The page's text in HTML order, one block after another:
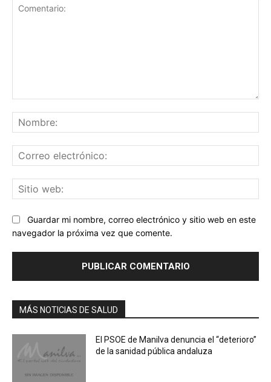
Guardar mi nombre, correo electrónico y sitio web en este
navegador la próxima vez que comente.
MÁS NOTICIAS DE SALUD
El PSOE de Manilva denuncia el “deterioro”
de la sanidad pública andaluza